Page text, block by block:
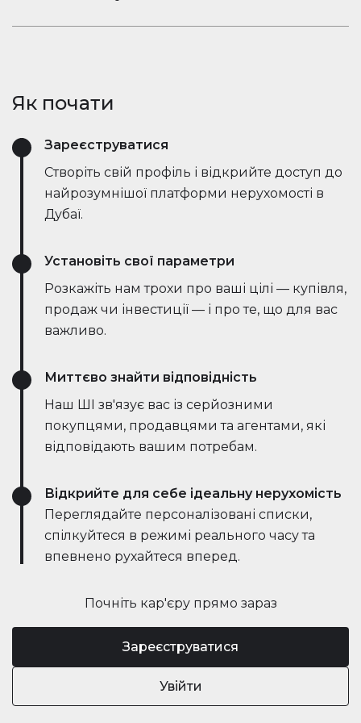
швидшими та ефективнішими, ніж будь-коли.
запитання, діліться оголошеннями та отримуйте
одному місці.
Як почати
Почніть кар'єру прямо зараз
Зареєструватися
Увійти
Зареєструватися
Створіть свій профіль і відкрийте доступ до
найрозумнішої платформи нерухомості в
Дубаї.
Установіть свої параметри
Розкажіть нам трохи про ваші цілі — купівля,
продаж чи інвестиції — і про те, що для вас
важливо.
Миттєво знайти відповідність
Наш ШІ зв'язує вас із серйозними
покупцями, продавцями та агентами, які
відповідають вашим потребам.
Відкрийте для себе ідеальну нерухомість
Переглядайте персоналізовані списки,
спілкуйтеся в режимі реального часу та
впевнено рухайтеся вперед.